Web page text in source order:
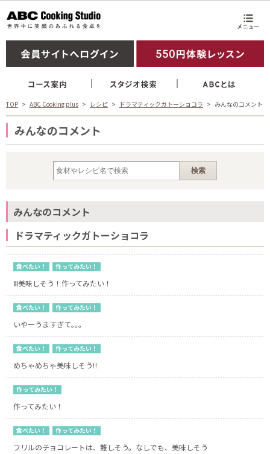
TOP ABC Cooking plus レシピ ドラマティックガトーショコラ みんなのコメント
みんなのコメント
みんなのコメント
ドラマティックガトーショコラ
食べたい！ 作ってみたい！
Ⅲ美味しそう！作ってみたい！
食べたい！ 作ってみたい！
いやーうますぎて｡｡｡
食べたい！ 作ってみたい！
めちゃめちゃ美味しそう‼️
作ってみたい！
作ってみたい！
食べたい！ 作ってみたい！
フリルのチョコレートは、難しそう。なしでも、美味しそう